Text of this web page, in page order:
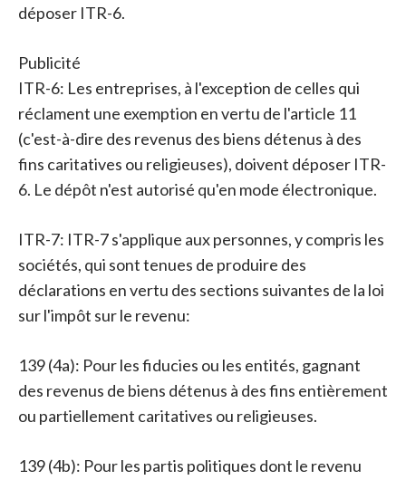
déposer ITR-6.
Publicité
ITR-6: Les entreprises, à l'exception de celles qui
réclament une exemption en vertu de l'article 11
(c'est-à-dire des revenus des biens détenus à des
fins caritatives ou religieuses), doivent déposer ITR-
6. Le dépôt n'est autorisé qu'en mode électronique.
ITR-7: ITR-7 s'applique aux personnes, y compris les
sociétés, qui sont tenues de produire des
déclarations en vertu des sections suivantes de la loi
sur l'impôt sur le revenu:
139 (4a): Pour les fiducies ou les entités, gagnant
des revenus de biens détenus à des fins entièrement
ou partiellement caritatives ou religieuses.
139 (4b): Pour les partis politiques dont le revenu